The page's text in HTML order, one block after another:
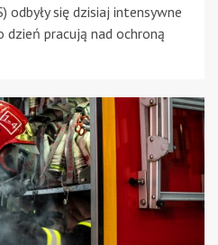
odbyły się dzisiaj intensywne
dzień pracują nad ochroną